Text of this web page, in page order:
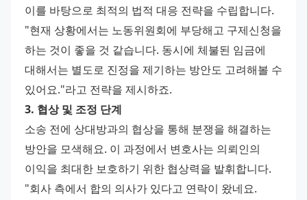
이를 바탕으로 최적의 법적 대응 전략을 수립합니다.
"현재 상황에서는 노동위원회에 부당해고 구제신청을
하는 것이 좋을 것 같습니다. 동시에 체불된 임금에
대해서는 별도로 진정을 제기하는 방안도 고려해볼 수
있어요."라고 전략을 제시하죠.
3. 협상 및 조정 단계
소송 전에 상대방과의 협상을 통해 분쟁을 해결하는
방안을 모색해요. 이 과정에서 변호사는 의뢰인의
이익을 최대한 보호하기 위한 협상력을 발휘합니다.
"회사 측에서 합의 의사가 있다고 연락이 왔네요.